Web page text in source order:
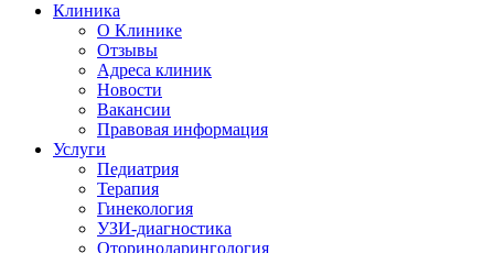
Клиника
О Клинике
Отзывы
Адреса клиник
Новости
Вакансии
Правовая информация
Услуги
Педиатрия
Терапия
Гинекология
УЗИ-диагностика
Оториноларингология